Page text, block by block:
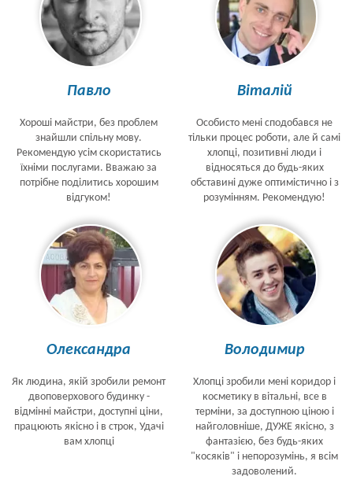
Павло
Хороші майстри, без проблем
знайшли спільну мову.
Рекомендую усім скористатись
їхніми послугами. Вважаю за
потрібне поділитись хорошим
відгуком!
Віталій
Особисто мені сподобався не
тільки процес роботи, але й самі
хлопці, позитивні люди і
відносяться до будь-яких
обставині дуже оптимістично і з
розумінням. Рекомендую!
Олександра
Як людина, якій зробили ремонт
двоповерхового будинку -
відмінні майстри, доступні ціни,
працюють якісно і в строк, Удачі
вам хлопці
Володимир
Хлопці зробили мені коридор і
косметику в вітальні, все в
терміни, за доступною ціною і
найголовніше, ДУЖЕ якісно, з
фантазією, без будь-яких
"косяків" і непорозумінь, я всім
задоволений.